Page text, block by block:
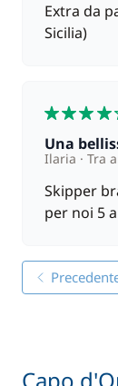
Extra da
Sicilia)
Una
Ilaria Tra
Skipper
per noi 5